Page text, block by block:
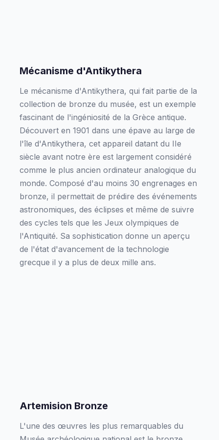
Mécanisme d'Antikythera
Le mécanisme d'Antikythera, qui fait partie de la
collection de bronze du musée, est un exemple
fascinant de l'ingéniosité de la Grèce antique.
Découvert en 1901 dans une épave au large de
l'île d'Antikythera, cet appareil datant du IIe
siècle avant notre ère est largement considéré
comme le plus ancien ordinateur analogique du
monde. Composé d'au moins 30 engrenages en
bronze, il permettait de prédire des événements
astronomiques, des éclipses et même de suivre
des cycles tels que les Jeux olympiques de
l'Antiquité. Sa sophistication donne un aperçu
de l'état d'avancement de la technologie
grecque il y a plus de deux mille ans.
Artemision Bronze
L'une des œuvres les plus remarquables du